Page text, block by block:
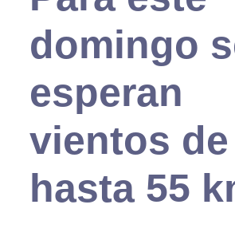
domingo
esperan
vientos de
hasta 55